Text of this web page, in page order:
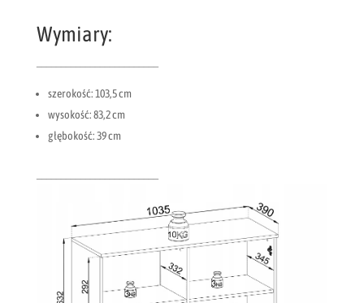
Wymiary:
szerokość: 103,5 cm
wysokość: 83,2 cm
głębokość: 39 cm